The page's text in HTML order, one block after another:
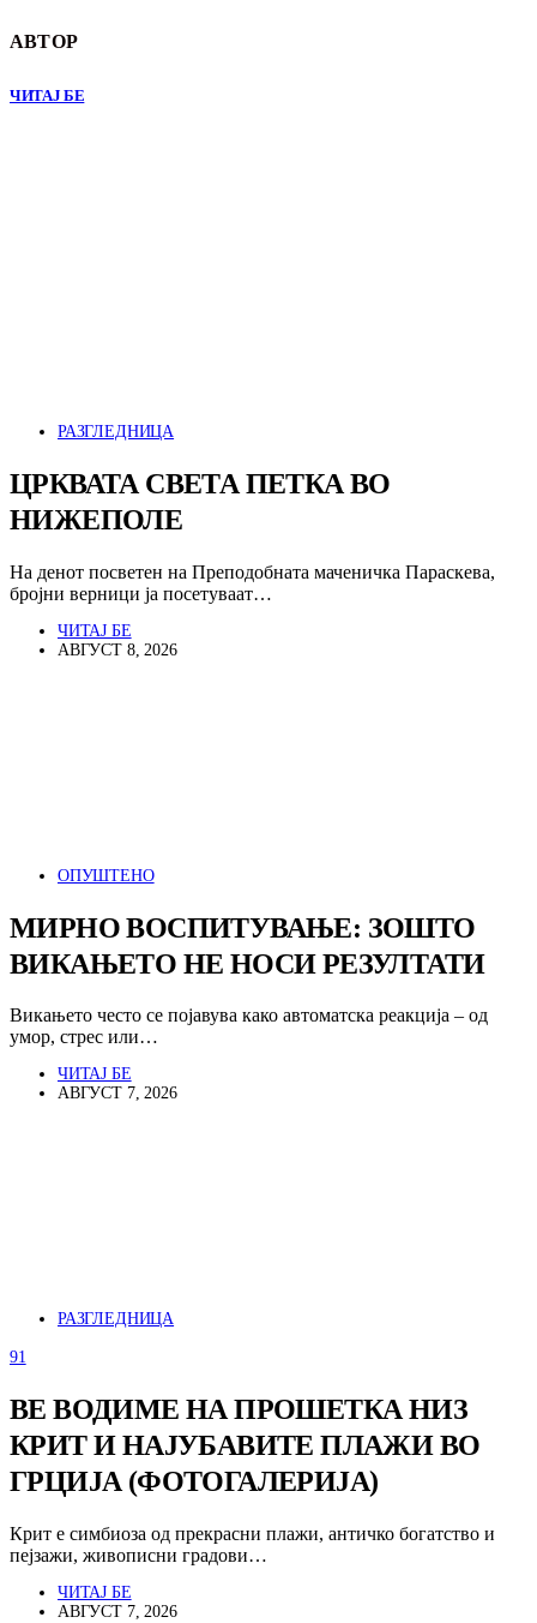
АВТОР
ЧИТАЈ БЕ
РАЗГЛЕДНИЦА
ЦРКВАТА СВЕТА ПЕТКА ВО
НИЖЕПОЛЕ
На денот посветен на Преподобната маченичка Параскева,
бројни верници ја посетуваат…
ЧИТАЈ БЕ
АВГУСТ 8, 2026
ОПУШТЕНО
МИРНО ВОСПИТУВАЊЕ: ЗОШТО
ВИКАЊЕТО НЕ НОСИ РЕЗУЛТАТИ
Викањето често се појавува како автоматска реакција – од
умор, стрес или…
ЧИТАЈ БЕ
АВГУСТ 7, 2026
РАЗГЛЕДНИЦА
91
ВЕ ВОДИМЕ НА ПРОШЕТКА НИЗ
КРИТ И НАЈУБАВИТЕ ПЛАЖИ ВО
ГРЦИЈА (ФОТОГАЛЕРИЈА)
Крит е симбиоза од прекрасни плажи, античко богатство и
пејзажи, живописни градови…
ЧИТАЈ БЕ
АВГУСТ 7, 2026